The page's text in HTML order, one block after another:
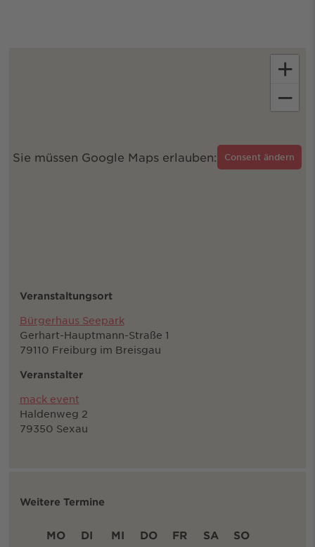
Sie müssen Google Maps erlauben: Consent ändern
+
−
Veranstaltungsort
Bürgerhaus Seepark
Gerhart-Hauptmann-Straße 1
79110 Freiburg im Breisgau
Veranstalter
mack event
Haldenweg 2
79350 Sexau
Weitere Termine
MO DI MI DO FR SA SO